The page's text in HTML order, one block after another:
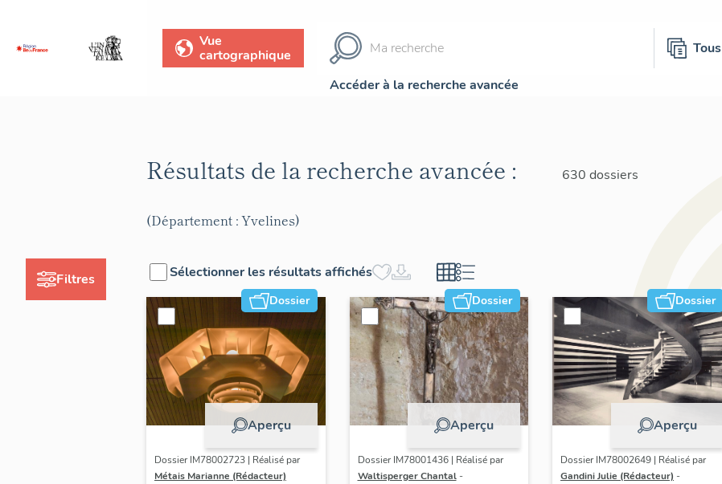
Vue
cartographique
Tous
Accéder à la recherche avancée
Filtres
Résultats de la recherche avancée : 630 dossiers
(Département : Yvelines)
Sélectionner les résultats affichés
Dossier
Aperçu
Dossier IM78002723 | Réalisé par
Métais Marianne (Rédacteur)
Dossier
Aperçu
Dossier IM78001436 | Réalisé par
Waltisperger Chantal -
Dossier
Aperçu
Dossier IM78002649 | Réalisé par
Gandini Julie (Rédacteur) -